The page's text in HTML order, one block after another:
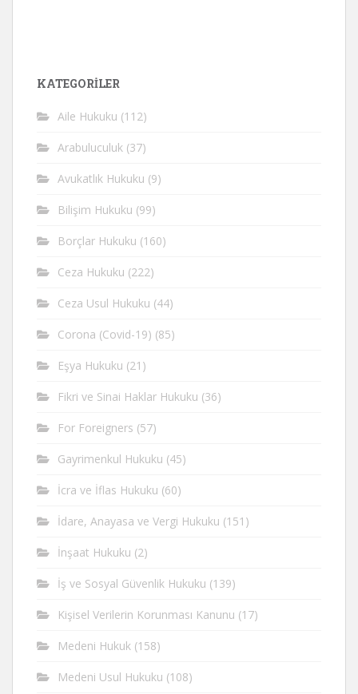
KATEGORİLER
Aile Hukuku (112)
Arabuluculuk (37)
Avukatlık Hukuku (9)
Bilişim Hukuku (99)
Borçlar Hukuku (160)
Ceza Hukuku (222)
Ceza Usul Hukuku (44)
Corona (Covid-19) (85)
Eşya Hukuku (21)
Fikri ve Sinai Haklar Hukuku (36)
For Foreigners (57)
Gayrimenkul Hukuku (45)
İcra ve İflas Hukuku (60)
İdare, Anayasa ve Vergi Hukuku (151)
İnşaat Hukuku (2)
İş ve Sosyal Güvenlik Hukuku (139)
Kişisel Verilerin Korunması Kanunu (17)
Medeni Hukuk (158)
Medeni Usul Hukuku (108)